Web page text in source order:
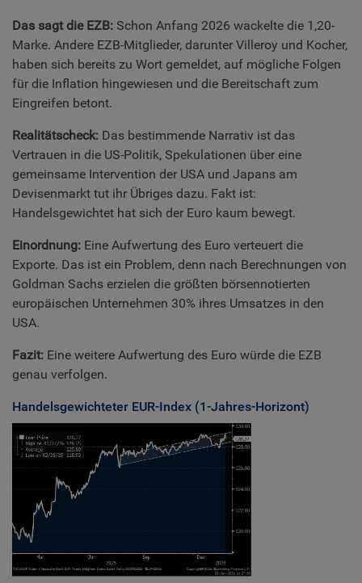
Das sagt die EZB: Schon Anfang 2026 wackelte die 1,20-
Marke. Andere EZB-Mitglieder, darunter Villeroy und Kocher,
haben sich bereits zu Wort gemeldet, auf mögliche Folgen
für die Inflation hingewiesen und die Bereitschaft zum
Eingreifen betont.
Realitätscheck: Das bestimmende Narrativ ist das
Vertrauen in die US-Politik, Spekulationen über eine
gemeinsame Intervention der USA und Japans am
Devisenmarkt tut ihr Übriges dazu. Fakt ist:
Handelsgewichtet hat sich der Euro kaum bewegt.
Einordnung: Eine Aufwertung des Euro verteuert die
Exporte. Das ist ein Problem, denn nach Berechnungen von
Goldman Sachs erzielen die größten börsennotierten
europäischen Unternehmen 30% ihres Umsatzes in den
USA.
Fazit: Eine weitere Aufwertung des Euro würde die EZB
genau verfolgen.
Handelsgewichteter EUR-Index (1-Jahres-Horizont)